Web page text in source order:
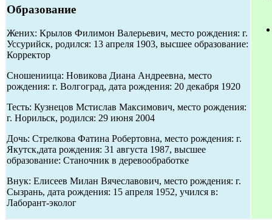
Образование
Жених: Крылов Филимон Валерьевич, место рождения: г.
Уссурийск, родился: 13 апреля 1903, высшее образование:
Корректор
Сношениица: Новикова Диана Андреевна, место
рождения: г. Волгоград, дата рождения: 20 декабря 1920
Тесть: Кузнецов Мстислав Максимович, место рождения:
г. Норильск, родился: 29 июня 2004
Дочь: Стрелкова Фатина Робертовна, место рождения: г.
Якутск,дата рождения: 31 августа 1987, высшее
образование: Станочник в деревообработке
Внук: Елисеев Милан Вячеславович, место рождения: г.
Сызрань, дата рождения: 15 апреля 1952, учился в:
Лаборант-эколог